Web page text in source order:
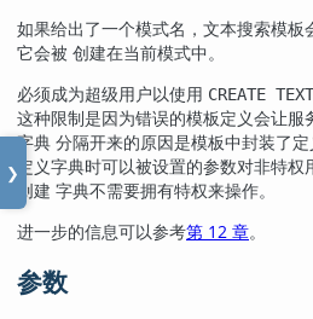
❯
如果给出了一个模式名，文本搜索模板
它会被 创建在当前模式中。
必须成为超级用户以使用 CREATE
这种限制是因为错误的模板定义会让
字典 分隔开来的原因是模板中封装了
定义字典时可以被设置的参数对非特
创建 字典不需要拥有特权来操作。
进一步的信息可以参考第 12 章。
参数